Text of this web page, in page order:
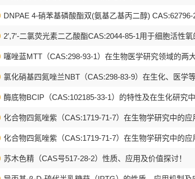
DNPAE 4-硝苯基磷酸酯双(氨基乙基丙二醇) CAS:62796-
2′,7′-二氯荧光素二乙酸酯CAS:2044-85-1用于细胞活性
噻唑蓝MTT（CAS:298-93-1）在生物医学研究领域的两
氯化硝基四氮唑兰NBT（CAS:298-83-9）在生化、医学
酶底物BCIP（CAS:102185-33-1）的特性及在生化研究
化合物四氮唑紫（CAS:1719-71-7）在生物学研究中的应
化合物四氮唑紫（CAS:1719-71-7）在生物学研究中的应
苏木色精（CAS号517-28-2）性质、应用及价值探讨！